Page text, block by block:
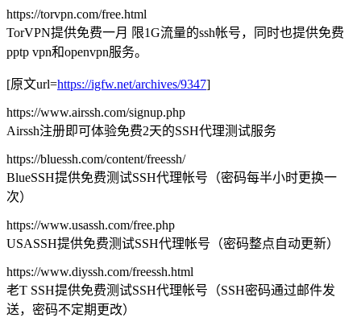
https://torvpn.com/free.html
TorVPN提供免费一月 限1G流量的ssh帐号，同时也提供免费
pptp vpn和openvpn服务。
[原文url=https://igfw.net/archives/9347]
https://www.airssh.com/signup.php
Airssh注册即可体验免费2天的SSH代理测试服务
https://bluessh.com/content/freessh/
BlueSSH提供免费测试SSH代理帐号（密码每半小时更换一
次）
https://www.usassh.com/free.php
USASSH提供免费测试SSH代理帐号（密码整点自动更新）
https://www.diyssh.com/freessh.html
老T SSH提供免费测试SSH代理帐号（SSH密码通过邮件发
送，密码不定期更改）